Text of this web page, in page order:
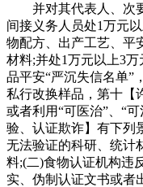
并对其代表人、次要
间接义务人员处1万元
物配方、出产工艺、平
材料;并处1万元以上3
品平安“严沉失信名单”
私行改换样品，第十【
或者利用“可医治”、“
验、认证欺诈】有下列
无法验证的科研、统计
料;(二)食物认证机构违
实、伪制认证文书或者